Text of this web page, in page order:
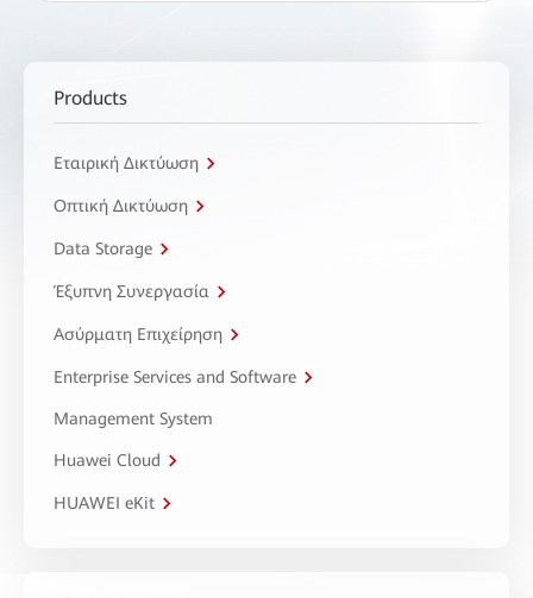
Products
Εταιρική Δικτύωση
Οπτική Δικτύωση
Data Storage
Έξυπνη Συνεργασία
Ασύρματη Επιχείρηση
Enterprise Services and Software
Management System
Huawei Cloud
HUAWEI eKit